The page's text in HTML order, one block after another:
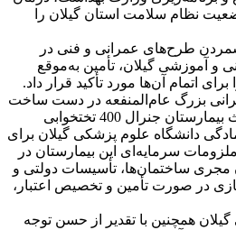
نظام سلامت استان گیلان را
طرح‌های عمرانی و فنی در
و آموزشی گیلان، تأمین به‌موقع
برای اتمام آن‌ها مورد تأکید قرار داد.
بزرگ عام‌المنفعه در دست ساخت
دولت در گیلان ازجمله احداث بیمارستان جنرال 400 تختخوابی
دانشگاه علوم پزشکی گیلان برای
سرمایه‌ای این بیمارستان در
ساختمان‌ها، تأسیسات دولتی و
در صورت تأمین و تخصیص اعتبار،
همچنین با تقدیر از حسن توجه